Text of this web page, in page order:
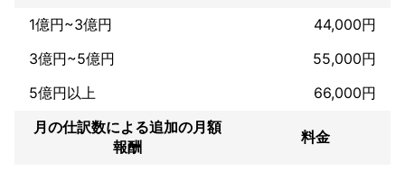
1億円~3億円
44,000円
3億円~5億円
55,000円
5億円以上
66,000円
月の仕訳数による追加の月額
報酬
料金